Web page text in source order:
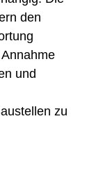
den
und
zu